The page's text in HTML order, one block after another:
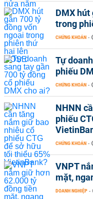
DMX hút
trong
CHỨNG KHOÁN -
Tự
phiếu
CHỨNG KHOÁN -
NHNN
phiếu
CHỨNG KHOÁN -
VNPT
mặt,
DOANH NGHIỆP -